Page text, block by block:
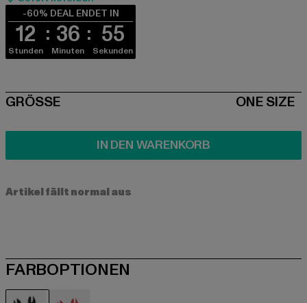
-60% DEAL ENDET IN
12
Stunden
36
Minuten
55
Sekunden
SIZE
GRÖSSE ONE SIZE
IN DEN WARENKORB
Artikel fällt normal aus
FARBOPTIONEN